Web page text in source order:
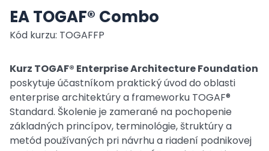
EA TOGAF® Combo
Kód kurzu: TOGAFFP
Kurz TOGAF® Enterprise Architecture Foundation
poskytuje účastníkom praktický úvod do oblasti
enterprise architektúry a frameworku TOGAF®
Standard. Školenie je zamerané na pochopenie
základných princípov, terminológie, štruktúry a
metód používaných pri návrhu a riadení podnikovej